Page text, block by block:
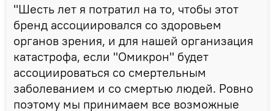
"Шесть лет я потратил на то, чтобы этот
бренд ассоциировался со здоровьем
органов зрения, и для нашей организация
катастрофа, если "Омикрон" будет
ассоциироваться со смертельным
заболеванием и со смертью людей. Ровно
поэтому мы принимаем все возможные